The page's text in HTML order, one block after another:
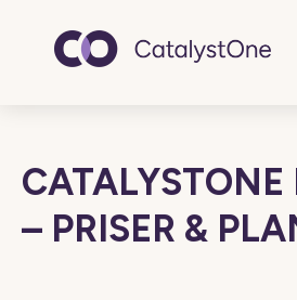
CATALYSTONE
– PRISER &